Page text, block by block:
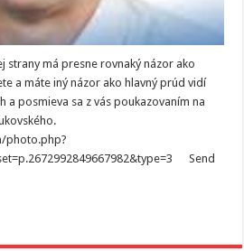
strany má presne rovnaký názor ako
a máte iný názor ako hlavný prúd vidí
a posmieva sa z vás poukazovaním na
photo.php?
Send